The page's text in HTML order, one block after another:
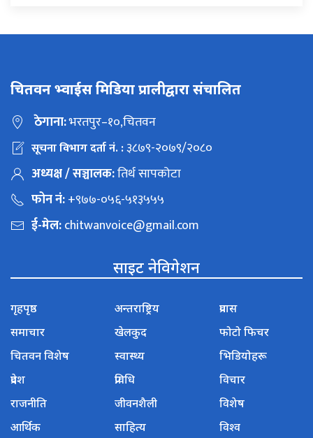
चितवन भ्वाईस मिडिया प्रालीद्वारा संचालित
ठेगाना:भरतपुर–१०,चितवन
सूचना विभाग दर्ता नं. :३८७९-२०७९/२०८०
अध्यक्ष / सञ्चालक:तिर्थ सापकोटा
फोन नं:+९७७-०५६-५१३५५५
ई-मेल:chitwanvoice@gmail.com
साइट नेविगेशन
गृहपृष्ठ
समाचार
चितवन विशेष
प्रदेश
राजनीति
आर्थिक
अन्तराष्ट्रिय
खेलकुद
स्वास्थ्य
प्रविधि
जीवनशैली
साहित्य
प्रवास
फोटो फिचर
भिडियोहरू
विचार
विशेष
विश्व